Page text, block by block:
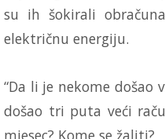
su ih šokirali
električnu energiju.
“Da li je nekome došao
došao tri puta veći
mjesec? Kome se žaliti?